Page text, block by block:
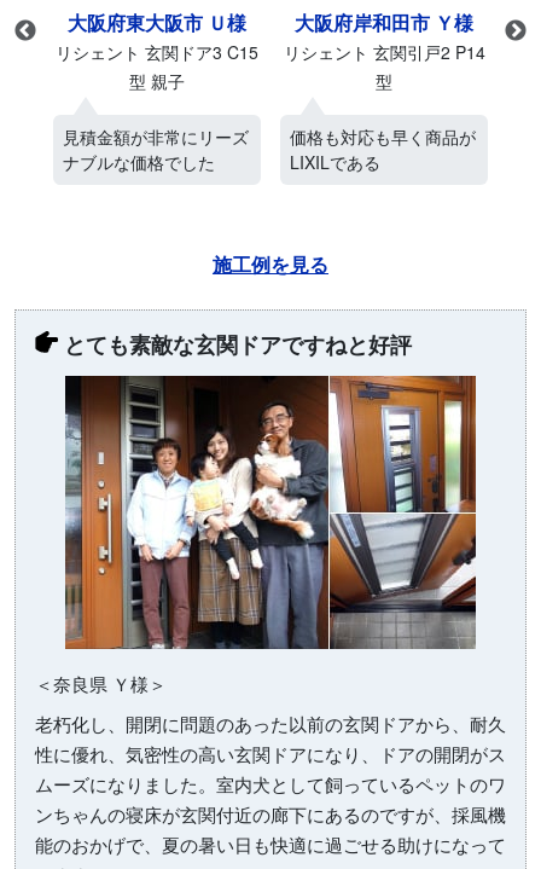
大阪府東大阪市 Ｕ様
リシェント 玄関ドア3 C15
型 親子
見積金額が非常にリーズ
ナブルな価格でした
大阪府岸和田市 Ｙ様
リシェント 玄関引戸2 P14
型
価格も対応も早く商品が
LIXILである
施工例を見る
とても素敵な玄関ドアですねと好評
＜奈良県 Ｙ様＞
老朽化し、開閉に問題のあった以前の玄関ドアから、耐久
性に優れ、気密性の高い玄関ドアになり、ドアの開閉がス
ムーズになりました。室内犬として飼っているペットのワ
ンちゃんの寝床が玄関付近の廊下にあるのですが、採風機
能のおかげで、夏の暑い日も快適に過ごせる助けになって